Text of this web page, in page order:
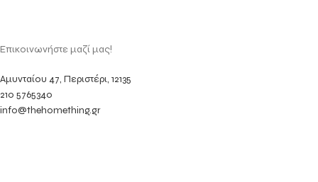
Επικοινωνήστε μαζί μας!
Αμυνταίου 47, Περιστέρι, 12135
210 5765340
info@thehomething.gr